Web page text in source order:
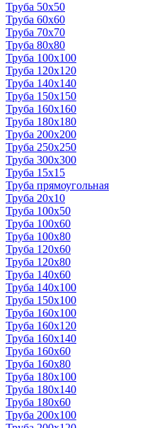
Труба 50x50
Труба 60x60
Труба 70x70
Труба 80x80
Труба 100x100
Труба 120x120
Труба 140x140
Труба 150x150
Труба 160x160
Труба 180x180
Труба 200x200
Труба 250x250
Труба 300x300
Труба 15x15
Труба прямоугольная
Труба 20x10
Труба 100x50
Труба 100x60
Труба 100x80
Труба 120x60
Труба 120x80
Труба 140x60
Труба 140x100
Труба 150x100
Труба 160x100
Труба 160x120
Труба 160x140
Труба 160x60
Труба 160x80
Труба 180x100
Труба 180x140
Труба 180x60
Труба 200x100